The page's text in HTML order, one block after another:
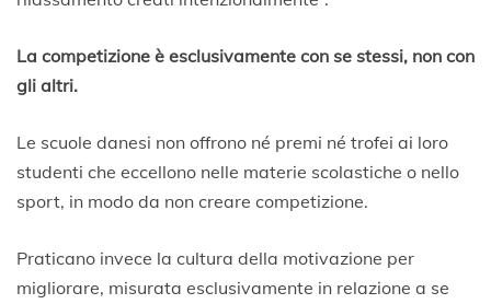
La competizione è esclusivamente con se stessi, non con
gli altri.
Le scuole danesi non offrono né premi né trofei ai loro
studenti che eccellono nelle materie scolastiche o nello
sport, in modo da non creare competizione.
Praticano invece la cultura della motivazione per
migliorare, misurata esclusivamente in relazione a se